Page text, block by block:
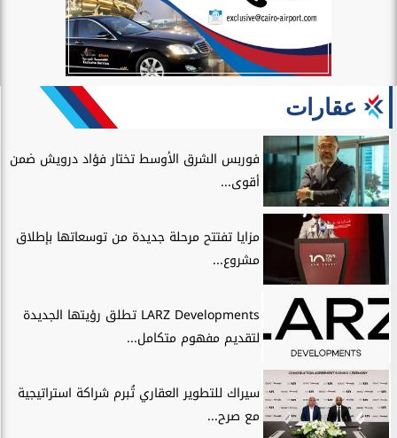
عقارات
فوربس الشرق الأوسط تختار فؤاد درويش ضمن
أقوى...
مزايا تفتتح مرحلة جديدة من توسعاتها بإطلاق
مشروع...
LARZ Developments تطلق رؤيتها الجديدة
لتقديم مفهوم متكامل...
سيراك للتطوير العقاري تُبرم شراكة استراتيجية
مع صرح...